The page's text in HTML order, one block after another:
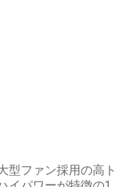
型ファン採用の高ト